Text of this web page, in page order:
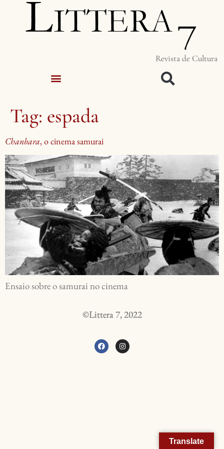
Revista de Cultura
Tag: espada
Chanbara, o cinema samurai
Ensaio sobre o samurai no cinema
©Littera 7, 2022
Translate